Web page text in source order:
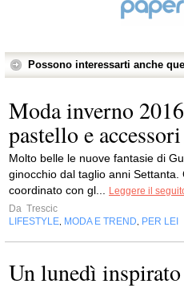
Possono interessarti anche
Moda inverno
pastello e
Molto belle le nuove fantasie di
ginocchio dal taglio anni
coordinato con gl...
Leggere il
Da Trescic
LIFESTYLE MODA E TREND PER LEI
Un lunedì